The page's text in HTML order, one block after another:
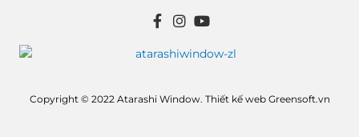
F
a
c
e
o
o
I
n
s
t
g
r
Y
u
t
b
e
Copyright © 2022 Atarashi Window. Thiết kế webGreensoft.vn